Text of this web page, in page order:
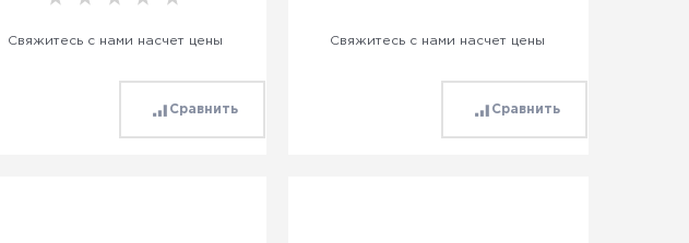
Свяжитесь с нами насчет цены
Сравнить
Свяжитесь с нами насчет цены
Сравнить